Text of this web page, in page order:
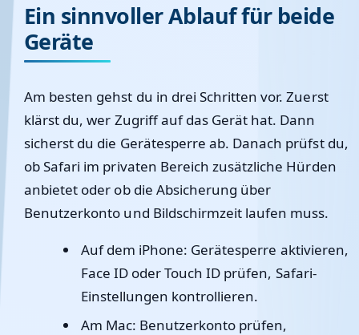
Ein sinnvoller Ablauf für beide
Geräte
Am besten gehst du in drei Schritten vor. Zuerst
klärst du, wer Zugriff auf das Gerät hat. Dann
sicherst du die Gerätesperre ab. Danach prüfst du,
ob Safari im privaten Bereich zusätzliche Hürden
anbietet oder ob die Absicherung über
Benutzerkonto und Bildschirmzeit laufen muss.
Auf dem iPhone: Gerätesperre aktivieren,
Face ID oder Touch ID prüfen, Safari-
Einstellungen kontrollieren.
Am Mac: Benutzerkonto prüfen,